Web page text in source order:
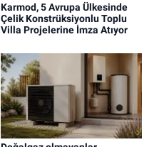
Karmod, 5 Avrupa Ülkesinde
Çelik Konstrüksiyonlu Toplu
Villa Projelerine İmza Atıyor